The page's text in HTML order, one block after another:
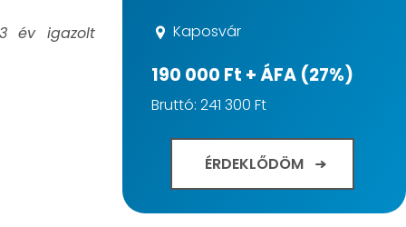
év igazolt
Kaposvár
190 000 Ft + ÁFA (27%)
Bruttó: 241 300 Ft
ÉRDEKLŐDÖM